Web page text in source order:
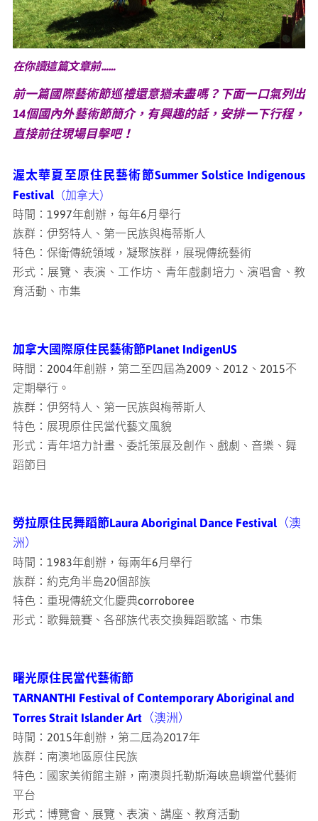
關於我們
在你讀這篇文章前……
前一篇國際藝術節巡禮還意猶未盡嗎？下面一口氣列出
14個國內外藝術節簡介，有興趣的話，安排一下行程，
直接前往現場目擊吧！
渥太華夏至原住民藝術節Summer Solstice Indigenous
Festival（加拿大）
時間：1997年創辦，每年6月舉行
族群：伊努特人、第一民族與梅蒂斯人
特色：保衛傳統領域，凝聚族群，展現傳統藝術
形式：展覽、表演、工作坊、青年戲劇培力、演唱會、教
育活動、市集
加拿大國際原住民藝術節Planet IndigenUS
時間：2004年創辦，第二至四屆為2009、2012、2015不
定期舉行。
族群：伊努特人、第一民族與梅蒂斯人
特色：展現原住民當代藝文風貌
形式：青年培力計畫、委託策展及創作、戲劇、音樂、舞
蹈節目
勞拉原住民舞蹈節Laura Aboriginal Dance Festival（澳
洲）
時間：1983年創辦，每兩年6月舉行
族群：約克角半島20個部族
特色：重現傳統文化慶典corroboree
形式：歌舞競賽、各部族代表交換舞蹈歌謠、市集
曙光原住民當代藝術節
TARNANTHI Festival of Contemporary Aboriginal and
Torres Strait Islander Art（澳洲）
時間：2015年創辦，第二屆為2017年
族群：南澳地區原住民族
特色：國家美術館主辦，南澳與托勒斯海峽島嶼當代藝術
平台
形式：博覽會、展覽、表演、講座、教育活動